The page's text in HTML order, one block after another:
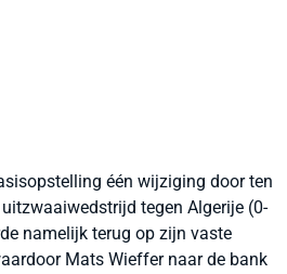
één wijziging door ten
tegen Algerije (0-
namelijk terug op zijn vaste
Mats Wieffer naar de bank